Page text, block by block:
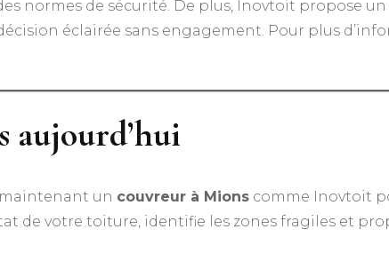
normes de sécurité. De plus, Inovtoit propose
éclairée sans engagement. Pour plus
aujourd’hui
maintenant un couvreur à Mions comme Inovtoit
de votre toiture, identifie les zones fragiles et